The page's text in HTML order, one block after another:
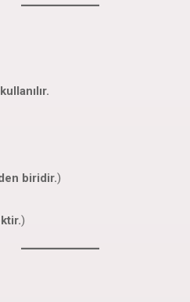
biridir.)
)